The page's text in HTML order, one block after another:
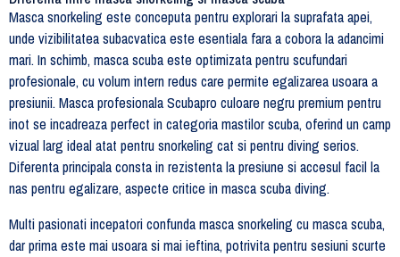
Masca snorkeling este conceputa pentru explorari la suprafata apei,
unde vizibilitatea subacvatica este esentiala fara a cobora la adancimi
mari. In schimb, masca scuba este optimizata pentru scufundari
profesionale, cu volum intern redus care permite egalizarea usoara a
presiunii. Masca profesionala Scubapro culoare negru premium pentru
inot se incadreaza perfect in categoria mastilor scuba, oferind un camp
vizual larg ideal atat pentru snorkeling cat si pentru diving serios.
Diferenta principala consta in rezistenta la presiune si accesul facil la
nas pentru egalizare, aspecte critice in masca scuba diving.
Multi pasionati incepatori confunda masca snorkeling cu masca scuba,
dar prima este mai usoara si mai ieftina, potrivita pentru sesiuni scurte